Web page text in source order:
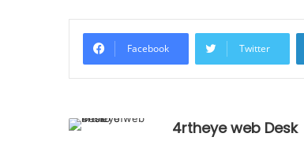
Facebook Twitter
4rtheye web Desk